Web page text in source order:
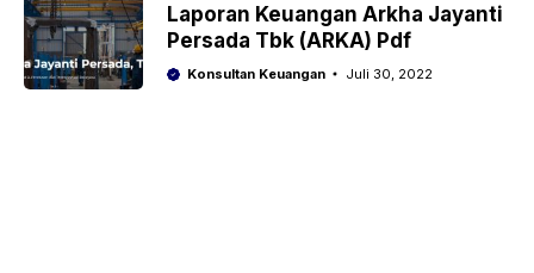
Laporan Keuangan Arkha Jayanti
Persada Tbk (ARKA) Pdf
Konsultan Keuangan Juli 30, 2022